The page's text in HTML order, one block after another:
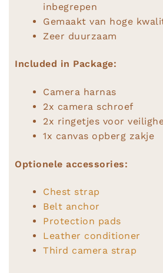
inbegrepen
Gemaakt van hoge
Zeer duurzaam
Included in Package:
Camera harnas
2x camera schroef
2x ringetjes voor
1x canvas opberg zakje
Optionele accessories:
Chest strap
Belt anchor
Protection pads
Leather conditioner
Third camera strap